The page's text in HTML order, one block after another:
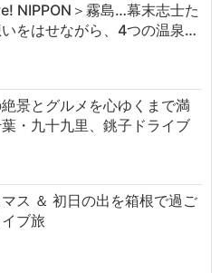
NIPPON＞霧島…幕末志士た
をはせながら、4つの温泉…
景とグルメを心ゆくまで満
・九十九里、銚子ドライブ
ス ＆ 初日の出を箱根で過ご
ブ旅